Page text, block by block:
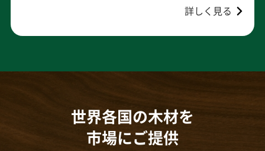
詳しく見る
世界各国の木材を
市場にご提供